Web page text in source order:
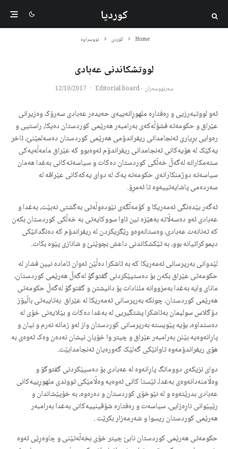
کوردیا
Home کوردی نووسراوە
لووتشکاندنی عەبادی
سەرنووسەران - Editorial board ·
12/10/2017
ئەو لووتبەرزیی و رەفتارە ملهوڕانەییەی حەیدەر عەبادی سەرۆک وەزیرانی
عێراق و حکومەتە فشۆڵەکەی بەرامبەر هەرێمی کوردستان دەیکا، راستیی و
رەوایی بڕیاری ئەنجامدانی ریفراندۆمی هەرێمی کوردستان دەسەلمێنێ، ئاخر
یەکێک لە هۆیەکانی ئەنجامدانی ریفراندۆم ئەوەبوو کە عێراق مامەڵەیەکی
ستەمکارانە لەگەڵ خەڵکی کوردستان دەکات و سیاسەتەکانی بەغدا هەمان
سیاسەتە دوژمنکارانەی حکومەتە یەک لە دوای یەکەکانی عێراقە لە
سەردەمی پاشایەتییەوە تا ئەمڕۆ.
ئەگەر بێدەنگی ئەمەریکا و کۆمەڵگەی نێودەوڵەتی بەگشتی نەبێت، بەغدا و
عەبادی ئەو دەسەڵاتە بەهێزە نین ئاوا سووکایەتی بە خەڵکی کوردستان بکەن
کە تەنانەت عەبادی، وەستانەوەو رێگریکردن لە ریفراندۆم کە دەنگدانێکی
دیموکراتیانە بوو، بە تێکشکاندنی داعش بچوێنێ و شانازی پێوە بکات.
لێدوانی بەرپرسانی ئەمەریکا کە بە ئاشکرا دەڵێن ئەوان ئامادە نیین فشار لە
حکومەتی عێراق بکەن بۆ دەستپێکردنی گفتوگۆ لەگەڵ هەرێمی کوردستان،
مانای وایە بەغدا بەمزووانە ملنادات بۆ دانیشتن و گفتوگۆ لەگەڵ حکومەتی
هەرێمی کوردستان، چونکە بەرپرسانی ئەمەریکا لە عێراق بەتایبەتی باڵيۆز
دۆگلاس سولیمان بەئاشکرا پشتگیریی لە بەغدا دەکات و بێلایەنی خۆی لە
دەستداوە، بۆیە پێویستە بەرپرسانی کوردستان واز لەو زمانە نەرم و نیان و
پاڕانەوەیە بێنن بەرامبەر عێراق و چیتر وا خۆیان نیشان نەدەن وەک ئەوەی بە
هۆی ریفراندۆمەوە تاوانێکی گەلێک گەورەیان ئەنجامدابێت.
دوای نزیكه‌ی دوومانگ پاڕانەوە لە عەبادی بۆ دەسپێکردنی گفتوگۆ و
وەڵامنەدانەوەی بەغدا، ئێستا کاتی ئەوەیە وەڵامێکی تووندی ملهوڕییەکانی
عەبادی بدرێتەوە و لە نێوخۆی کوردستان و دەرەوە، بە خۆپێشاندان و
رێپێوانی ناڕەزایی، سیاسەت و رەفتارە شۆڤینییەکانی بەغدا بەرامبەر
هەرێمی کوردستان ریسوا و شەرمەزار بکرێت .
حکومەتی هەرێمی کوردستان نابێ چیتر خۆی بخەڵەتێنی و چاوەڕێی ئەوە